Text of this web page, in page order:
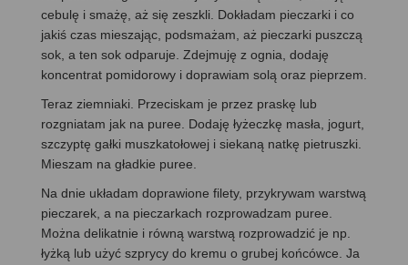
cebulę i smażę, aż się zeszkli. Dokładam pieczarki i co
jakiś czas mieszając, podsmażam, aż pieczarki puszczą
sok, a ten sok odparuje. Zdejmuję z ognia, dodaję
koncentrat pomidorowy i doprawiam solą oraz pieprzem.
Teraz ziemniaki. Przeciskam je przez praskę lub
rozgniatam jak na puree. Dodaję łyżeczkę masła, jogurt,
szczyptę gałki muszkatołowej i siekaną natkę pietruszki.
Mieszam na gładkie puree.
Na dnie układam doprawione filety, przykrywam warstwą
pieczarek, a na pieczarkach rozprowadzam puree.
Można delikatnie i równą warstwą rozprowadzić je np.
łyżką lub użyć szprycy do kremu o grubej końcówce. Ja